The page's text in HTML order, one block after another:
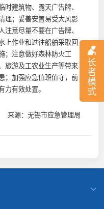
长
者
模
式
时建筑物、露天广告牌、
理；妥善安置易受大风影
注意尽量不要在广告牌、
上作业和过往船舶采取回
；注意做好森林防火工
旅游及工农业生产等带来
；加强应急值班值守，前
力有效处置。
来源：无锡市应急管理局